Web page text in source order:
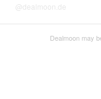
@dealmoon.de
Dealmoon may